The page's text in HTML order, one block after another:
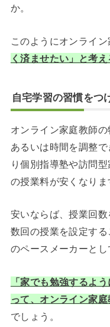
か。
このようにオンライン
く済ませたい」と考
自宅学習の習慣をつ
オンライン家庭教師の
あるいは時間を調整
り個別指導塾や訪問
の授業料が安くなりま
安いならば、授業回
数回の授業を設定す
のペースメーカーとし
「家でも勉強するよ
って、オンライン家
でしょう。